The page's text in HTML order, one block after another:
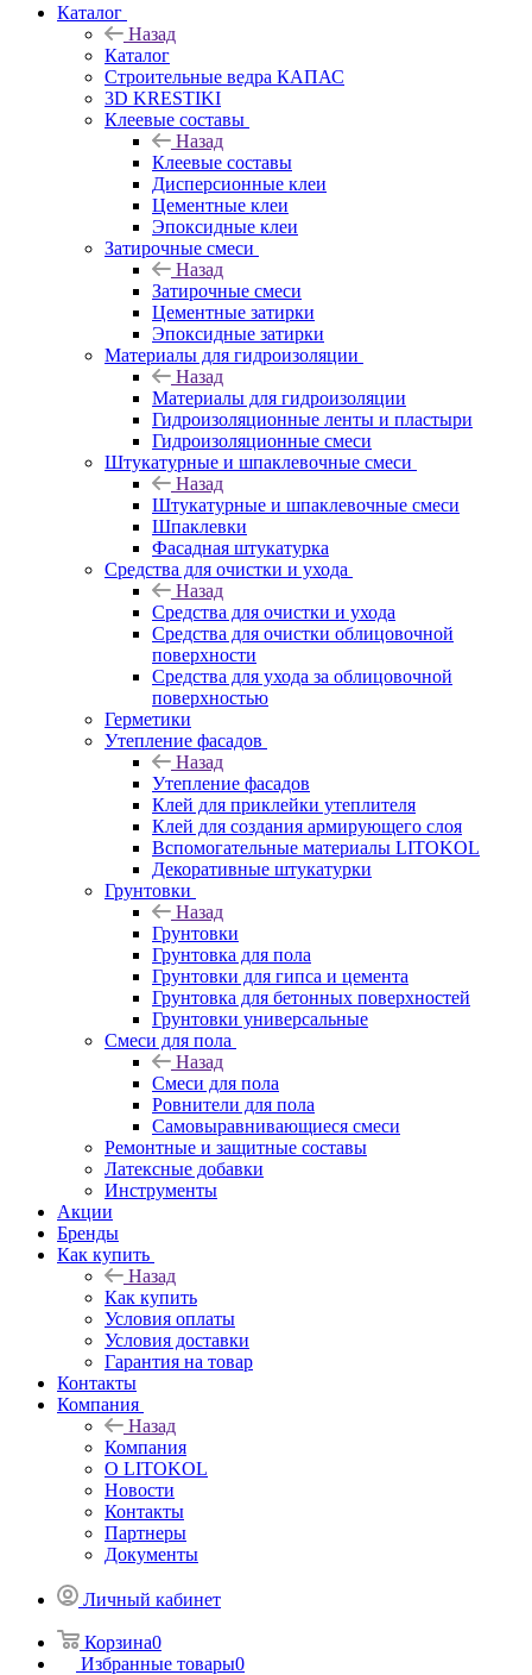
Каталог
Назад
Каталог
Строительные ведра КАПАС
3D KRESTIKI
Клеевые составы
Назад
Клеевые составы
Дисперсионные клеи
Цементные клеи
Эпоксидные клеи
Затирочные смеси
Назад
Затирочные смеси
Цементные затирки
Эпоксидные затирки
Материалы для гидроизоляции
Назад
Материалы для гидроизоляции
Гидроизоляционные ленты и пластыри
Гидроизоляционные смеси
Штукатурные и шпаклевочные смеси
Назад
Штукатурные и шпаклевочные смеси
Шпаклевки
Фасадная штукатурка
Средства для очистки и ухода
Назад
Средства для очистки и ухода
Средства для очистки облицовочной
поверхности
Средства для ухода за облицовочной
поверхностью
Герметики
Утепление фасадов
Назад
Утепление фасадов
Клей для приклейки утеплителя
Клей для создания армирующего слоя
Вспомогательные материалы LITOKOL
Декоративные штукатурки
Грунтовки
Назад
Грунтовки
Грунтовка для пола
Грунтовки для гипса и цемента
Грунтовка для бетонных поверхностей
Грунтовки универсальные
Смеси для пола
Назад
Смеси для пола
Ровнители для пола
Самовыравнивающиеся смеси
Ремонтные и защитные составы
Латексные добавки
Инструменты
Акции
Бренды
Как купить
Назад
Как купить
Условия оплаты
Условия доставки
Гарантия на товар
Контакты
Компания
Назад
Компания
О LITOKOL
Новости
Контакты
Партнеры
Документы
Личный кабинет
Корзина0
Избранные товары0